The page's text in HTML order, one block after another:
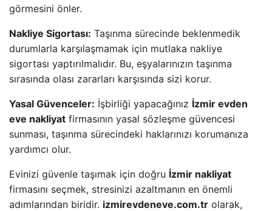
görmesini önler.
Nakliye Sigortası: Taşınma sürecinde beklenmedik
durumlarla karşılaşmamak için mutlaka nakliye
sigortası yaptırılmalıdır. Bu, eşyalarınızın taşınma
sırasında olası zararları karşısında sizi korur.
Yasal Güvenceler: İşbirliği yapacağınız İzmir evden
eve nakliyat firmasının yasal sözleşme güvencesi
sunması, taşınma sürecindeki haklarınızı korumanıza
yardımcı olur.
Evinizi güvenle taşımak için doğru İzmir nakliyat
firmasını seçmek, stresinizi azaltmanın en önemli
adımlarından biridir. izmirevdeneve.com.tr olarak,